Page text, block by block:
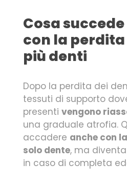
Cosa
con la perdita
più denti
Dopo la perdita dei
tessuti di supporto
presenti vengono
una graduale atrofia.
accadere anche con
solo dente, ma
in caso di completa